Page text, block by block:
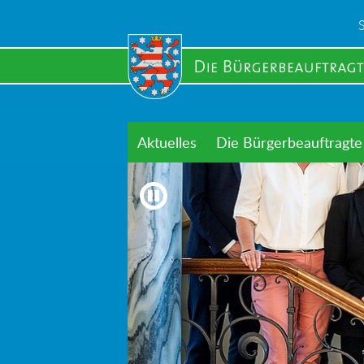
main
Aktuelles Die Bürgerbeauftragte